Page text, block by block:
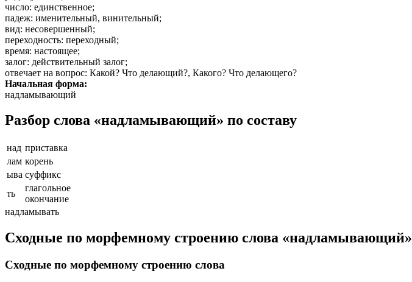
число: единственное;
падеж: именительный, винительный;
вид: несовершенный;
переходность: переходный;
время: настоящее;
залог: действительный залог;
отвечает на вопрос: Какой? Что делающий?, Какого? Что делающего?
Начальная форма:
надламывающий
Разбор слова «надламывающий» по составу
над приставка
лам корень
ыва суффикс
ть
глагольное
окончание
надламывать
Сходные по морфемному строению слова «надламывающий»
Сходные по морфемному строению слова